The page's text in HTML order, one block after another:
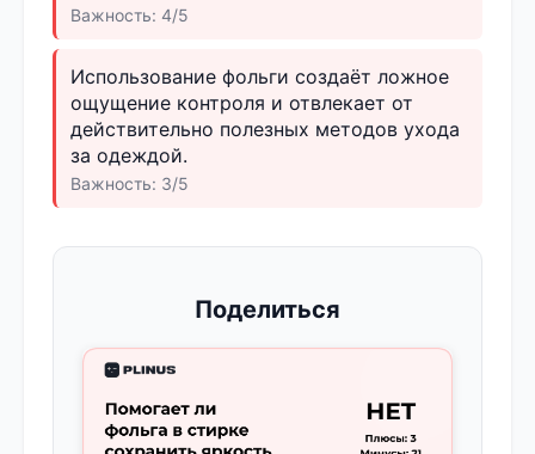
Важность: 4/5
Использование фольги создаёт ложное
ощущение контроля и отвлекает от
действительно полезных методов ухода
за одеждой.
Важность: 3/5
Поделиться